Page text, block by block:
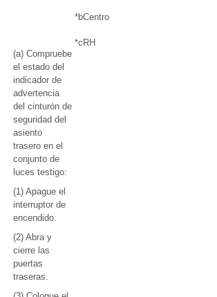
(a) Compruebe
el estado del
indicador de
advertencia
del cinturón de
seguridad del
asiento
trasero en el
conjunto de
luces testigo:
(1) Apague el
interruptor de
encendido.
(2) Abra y
cierre las
puertas
traseras.
*bCentro
*c RH